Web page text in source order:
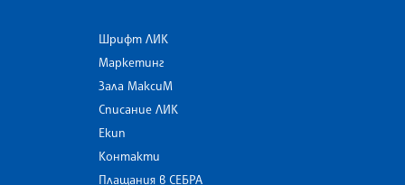
Шрифт ЛИК
Маркетинг
Зала МаксиМ
Списание ЛИК
Екип
Контакти
Плащания в СЕБРА